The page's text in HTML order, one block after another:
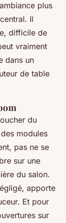
plus
Il
difficile de
vraiment
dans un
de table
du
modules
pas ne se
sur une
du salon.
apporte
Et pour
sur